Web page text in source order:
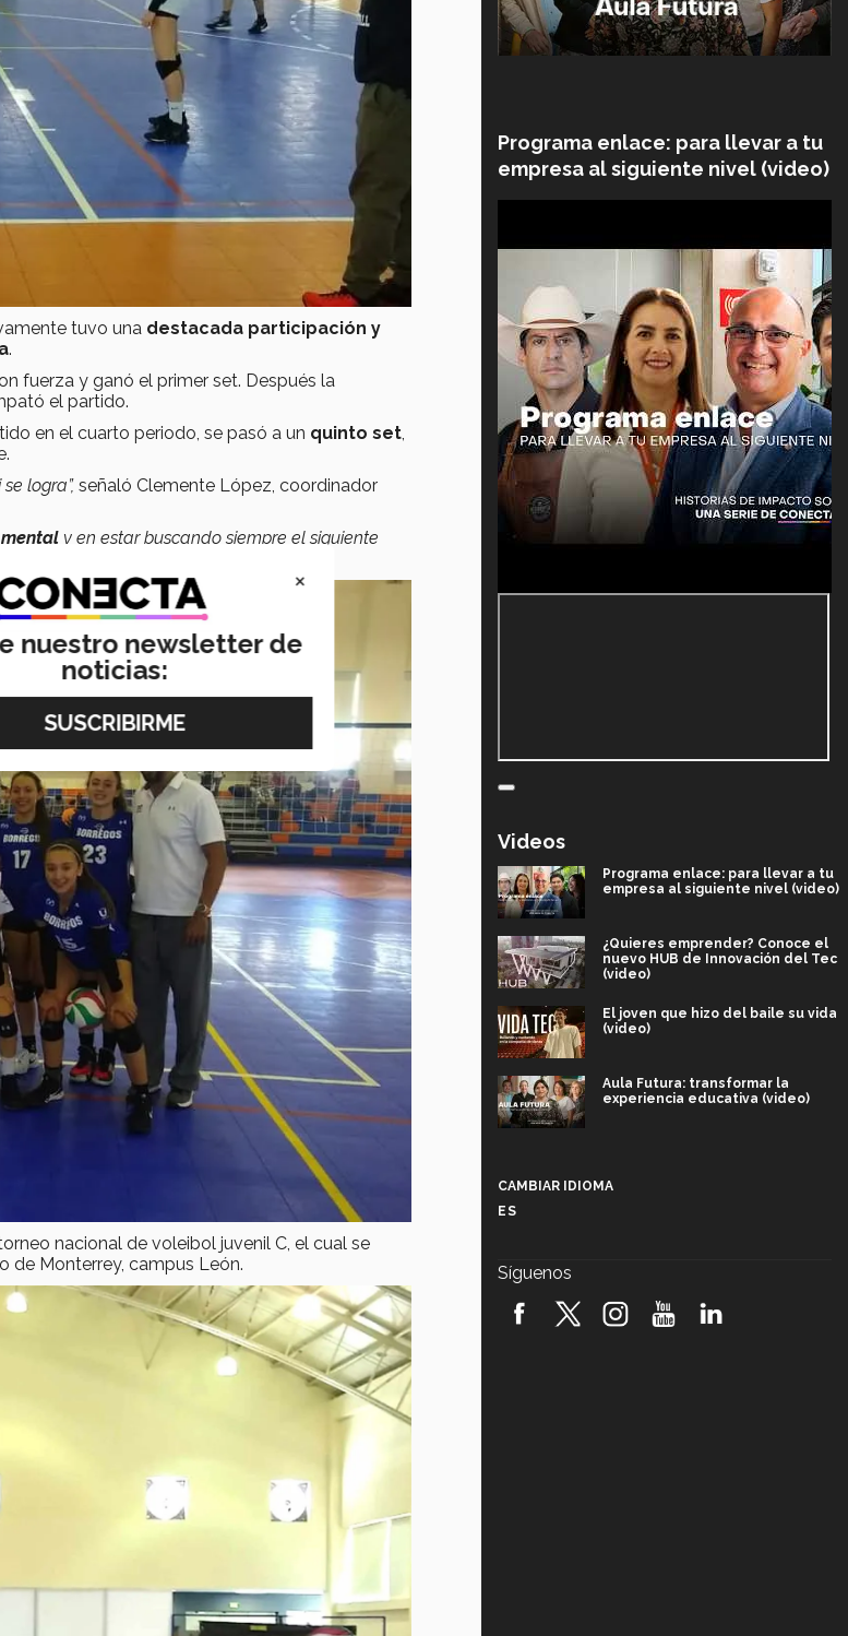
tuvo una destacada participación y
.
fuerza y ganó el primer set. Después la
el partido.
en el cuarto periodo, se pasó a un quinto set,
logra”, señaló Clemente López, coordinador
y en estar buscando siempre el siguiente
nacional de voleibol juvenil C, el cual se
de Monterrey, campus León.
Programa enlace: para llevar a tu
empresa al siguiente nivel (video)
Videos
Programa enlace: para llevar a tu
empresa al siguiente nivel (video)
¿Quieres emprender? Conoce el
nuevo HUB de Innovación del Tec
(video)
El joven que hizo del baile su vida
(video)
Aula Futura: transformar la
experiencia educativa (video)
robótica FIRST 2026! (video)
CAMBIAR IDIOMA
ES
Síguenos
×
nuestro newsletter de
noticias: